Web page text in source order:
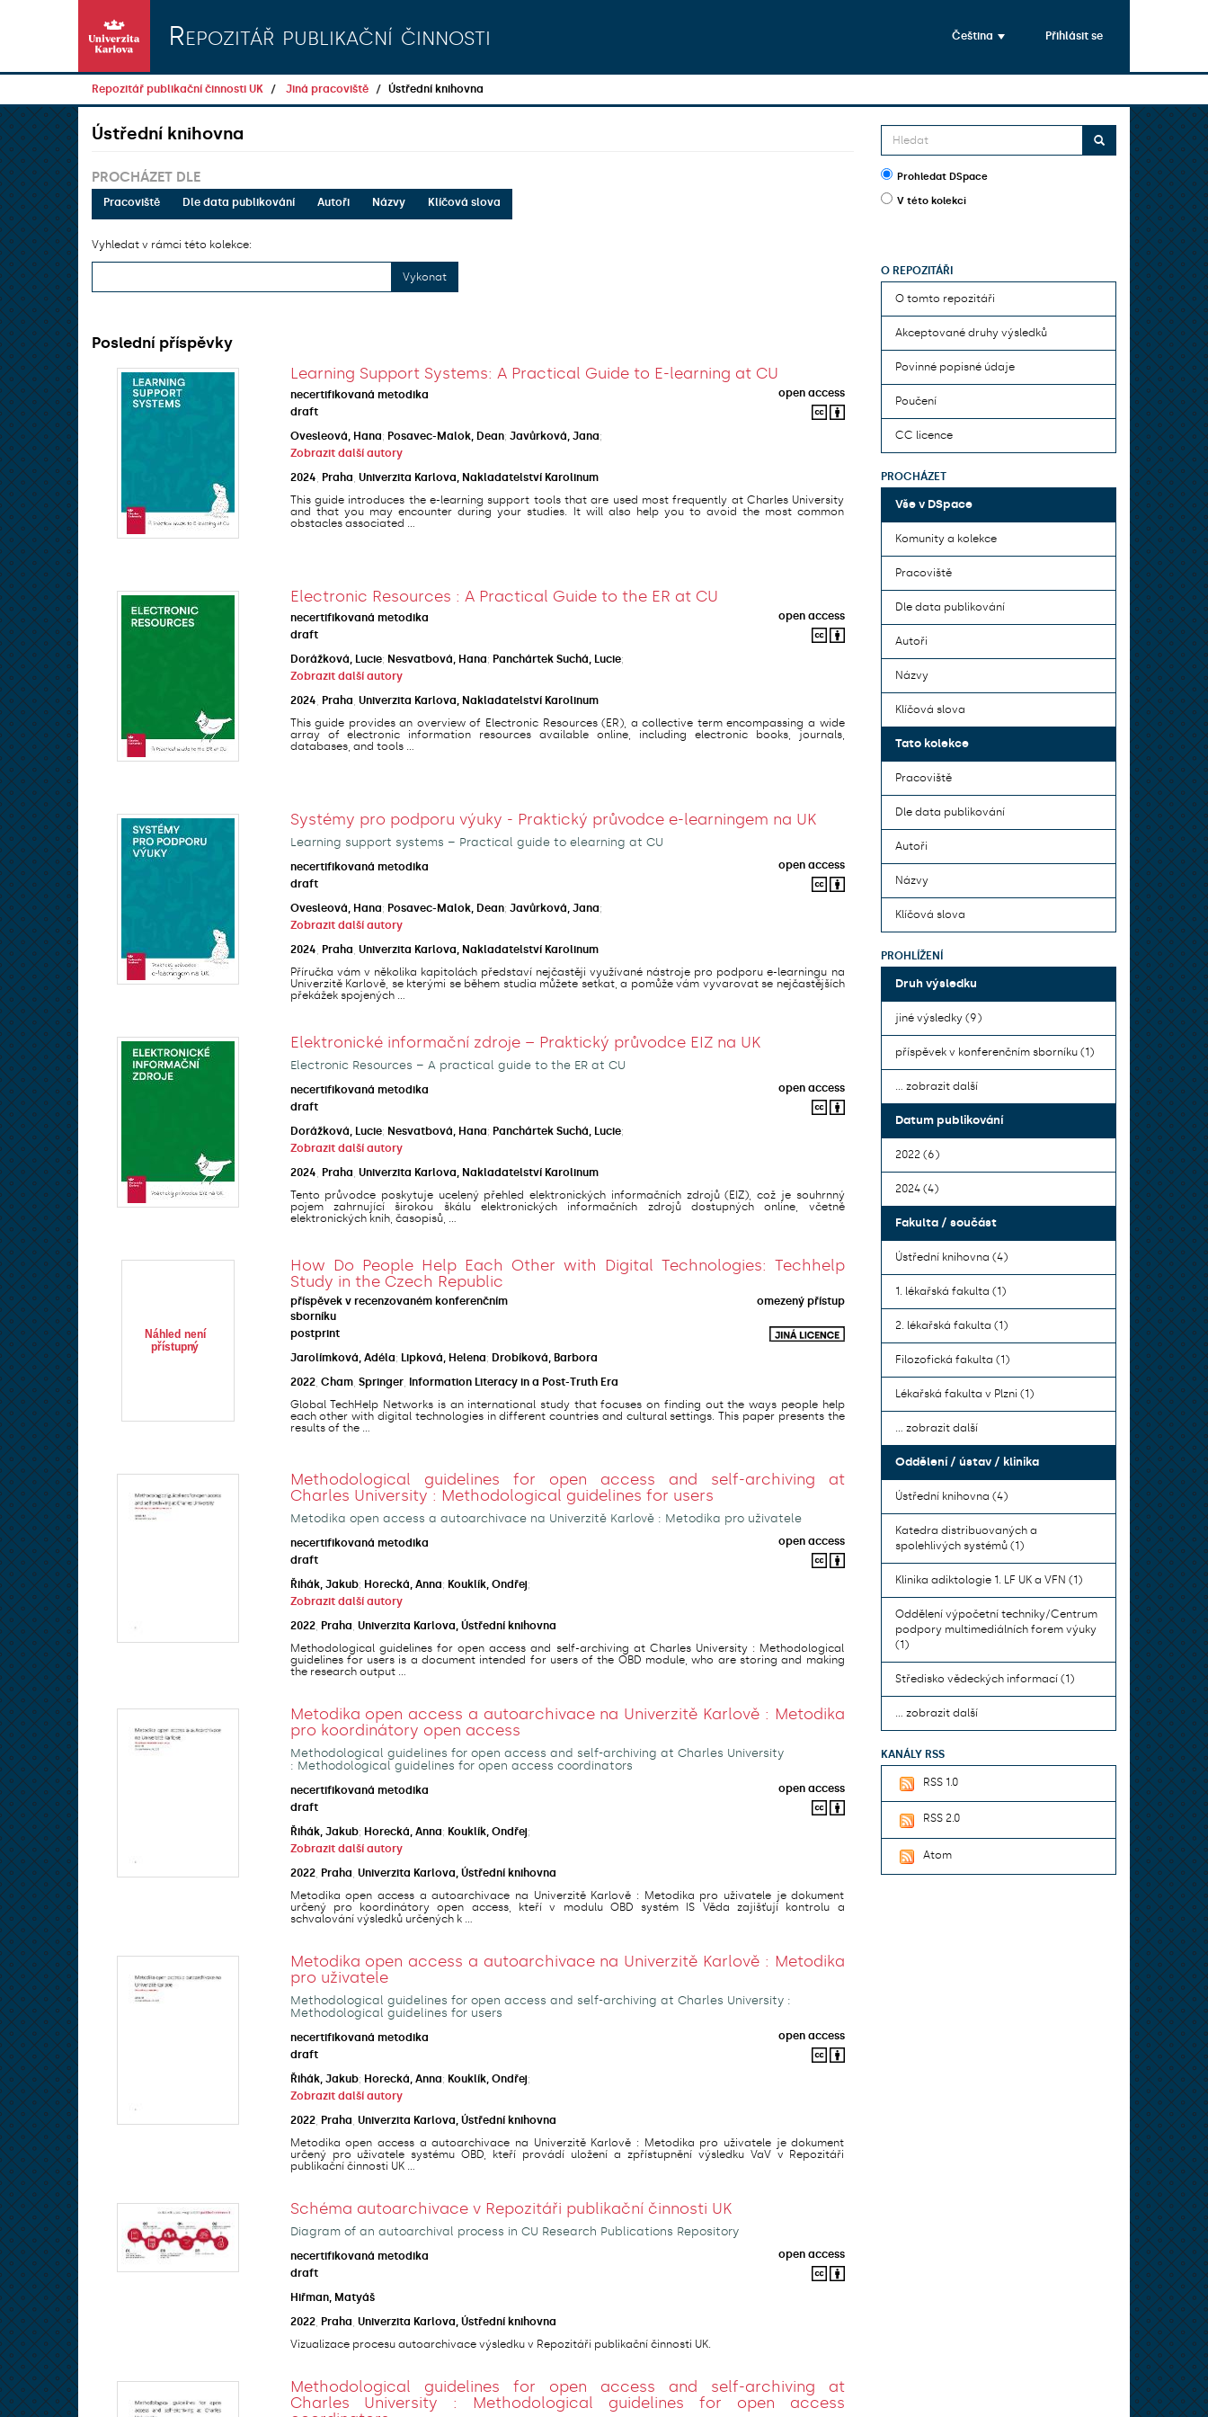
Repozitář publikační činnosti Čeština Přihlásit se
Repozitář publikační činnosti UK Jiná pracoviště Ústřední knihovna
Ústřední knihovna
PROCHÁZET DLE
Pracoviště Dle data publikování Autoři Názvy Klíčová slova
Vyhledat v rámci této kolekce:
Vykonat
Poslední příspěvky
Learning Support Systems: A Practical Guide to E-learning at CU
necertifikovaná metodika
open access
draft
Ovesleová, Hana; Posavec-Malok, Dean; Javůrková, Jana;
Zobrazit další autory
2024
Praha Univerzita Karlova, Nakladatelství Karolinum
This guide introduces the e-learning support tools that are used most frequently at Charles University
and that you may encounter during your studies. It will also help you to avoid the most common
obstacles associated ...
Electronic Resources : A Practical Guide to the ER at CU
necertifikovaná metodika
open access
draft
Dorážková, Lucie; Nesvatbová, Hana; Panchártek Suchá, Lucie;
Zobrazit další autory
2024
Praha Univerzita Karlova, Nakladatelství Karolinum
This guide provides an overview of Electronic Resources (ER), a collective term encompassing a wide
array of electronic information resources available online, including electronic books, journals,
databases, and tools ...
Systémy pro podporu výuky - Praktický průvodce e-learningem na UK
Learning support systems – Practical guide to elearning at CU
necertifikovaná metodika
open access
draft
Ovesleová, Hana; Posavec-Malok, Dean; Javůrková, Jana;
Zobrazit další autory
2024
Praha Univerzita Karlova, Nakladatelství Karolinum
Příručka vám v několika kapitolách představí nejčastěji využívané nástroje pro podporu e-learningu na
Univerzitě Karlově, se kterými se během studia můžete setkat, a pomůže vám vyvarovat se nejčastějších
překážek spojených ...
Elektronické informační zdroje – Praktický průvodce EIZ na UK
Electronic Resources – A practical guide to the ER at CU
necertifikovaná metodika
open access
draft
Dorážková, Lucie; Nesvatbová, Hana; Panchártek Suchá, Lucie;
Zobrazit další autory
2024
Praha Univerzita Karlova, Nakladatelství Karolinum
Tento průvodce poskytuje ucelený přehled elektronických informačních zdrojů (EIZ), což je souhrnný
pojem zahrnující širokou škálu elektronických informačních zdrojů dostupných online, včetně
elektronických knih, časopisů, ...
How Do People Help Each Other with Digital Technologies: Techhelp
Study in the Czech Republic
příspěvek v recenzovaném konferenčním
sborníku
omezený přístup
postprint
Jarolímková, Adéla; Lipková, Helena; Drobíková, Barbora
2022, Cham, Springer,
Information Literacy in a Post-Truth Era
Global TechHelp Networks is an international study that focuses on finding out the ways people help
each other with digital technologies in different countries and cultural settings. This paper presents the
results of the ...
Methodological guidelines for open access and self-archiving at
Charles University : Methodological guidelines for users
Metodika open access a autoarchivace na Univerzitě Karlově : Metodika pro uživatele
necertifikovaná metodika
open access
draft
Řihák, Jakub; Horecká, Anna; Kouklík, Ondřej;
Zobrazit další autory
2022, Praha Univerzita Karlova, Ústřední knihovna
Methodological guidelines for open access and self-archiving at Charles University : Methodological
guidelines for users is a document intended for users of the OBD module, who are storing and making
the research output ...
Metodika open access a autoarchivace na Univerzitě Karlově : Metodika
pro koordinátory open access
Methodological guidelines for open access and self-archiving at Charles University
: Methodological guidelines for open access coordinators
necertifikovaná metodika
open access
draft
Řihák, Jakub; Horecká, Anna; Kouklík, Ondřej;
Zobrazit další autory
2022, Praha Univerzita Karlova, Ústřední knihovna
Metodika open access a autoarchivace na Univerzitě Karlově : Metodika pro uživatele je dokument
určený pro koordinátory open access, kteří v modulu OBD systém IS Věda zajišťují kontrolu a
schvalování výsledků určených k ...
Metodika open access a autoarchivace na Univerzitě Karlově : Metodika
pro uživatele
Methodological guidelines for open access and self-archiving at Charles University :
Methodological guidelines for users
necertifikovaná metodika
open access
draft
Řihák, Jakub; Horecká, Anna; Kouklík, Ondřej;
Zobrazit další autory
2022, Praha Univerzita Karlova, Ústřední knihovna
Metodika open access a autoarchivace na Univerzitě Karlově : Metodika pro uživatele je dokument
určený pro uživatele systému OBD, kteří provádí uložení a zpřístupnění výsledku VaV v Repozitáři
publikační činnosti UK ...
Schéma autoarchivace v Repozitáři publikační činnosti UK
Diagram of an autoarchival process in CU Research Publications Repository
necertifikovaná metodika
open access
draft
Hiřman, Matyáš
2022, Praha Univerzita Karlova, Ústřední knihovna
Vizualizace procesu autoarchivace výsledku v Repozitáři publikační činnosti UK.
Methodological guidelines for open access and self-archiving at
Charles University : Methodological guidelines for open access
Prohledat DSpace
V této kolekci
O REPOZITÁŘI
O tomto repozitáři
Akceptované druhy výsledků
Povinné popisné údaje
Poučení
CC licence
PROCHÁZET
Vše v DSpace
Komunity a kolekce
Pracoviště
Dle data publikování
Autoři
Názvy
Klíčová slova
Tato kolekce
Pracoviště
Dle data publikování
Autoři
Názvy
Klíčová slova
PROHLÍŽENÍ
Druh výsledku
jiné výsledky (9)
příspěvek v konferenčním sborníku (1)
... zobrazit další
Datum publikování
2022 (6)
2024 (4)
Fakulta / součást
Ústřední knihovna (4)
1. lékařská fakulta (1)
2. lékařská fakulta (1)
Filozofická fakulta (1)
Lékařská fakulta v Plzni (1)
... zobrazit další
Oddělení / ústav / klinika
Ústřední knihovna (4)
Katedra distribuovaných a
spolehlivých systémů (1)
Klinika adiktologie 1. LF UK a VFN (1)
Oddělení výpočetní techniky/Centrum
podpory multimediálních forem výuky
(1)
Středisko vědeckých informací (1)
... zobrazit další
KANÁLY RSS
RSS 1.0
RSS 2.0
Atom